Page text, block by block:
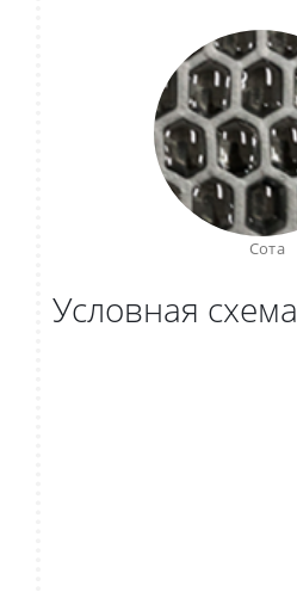
Сота
Условная схема